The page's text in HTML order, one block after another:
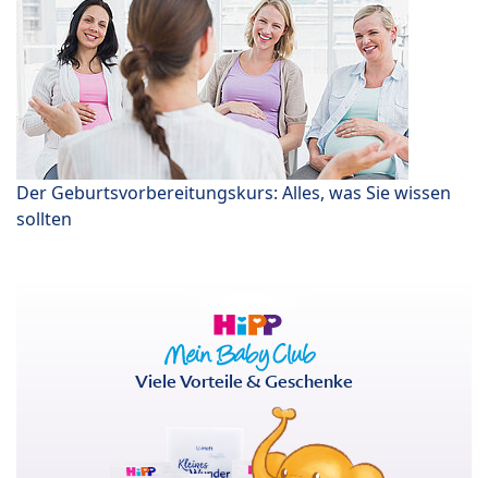
Der Geburtsvorbereitungskurs: Alles, was Sie wissen
sollten
Viele Vorteile & Geschenke